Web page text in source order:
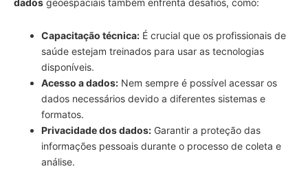
dados geoespaciais também enfrenta desafios, como:
Capacitação técnica: É crucial que os profissionais de
saúde estejam treinados para usar as tecnologias
disponíveis.
Acesso a dados: Nem sempre é possível acessar os
dados necessários devido a diferentes sistemas e
formatos.
Privacidade dos dados: Garantir a proteção das
informações pessoais durante o processo de coleta e
análise.